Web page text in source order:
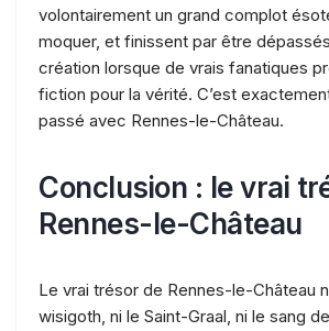
volontairement un grand complot
moquer, et finissent par être
création lorsque de vrais fanatiques
fiction pour la vérité. C’est
passé avec Rennes-le-Château.
Conclusion : le vrai
Rennes-le-Château
Le vrai trésor de Rennes-le-Château
wisigoth, ni le Saint-Graal, ni le sang